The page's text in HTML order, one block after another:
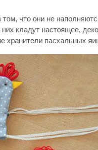
что они не
кладут настоящее,
хранители пасхальных